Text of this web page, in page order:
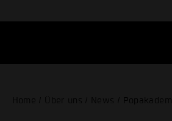
Home / Über uns / News /